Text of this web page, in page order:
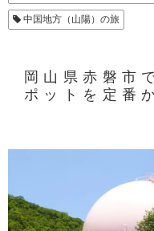
中国地方（山陽）の旅
岡山県赤磐市
ポットを定番